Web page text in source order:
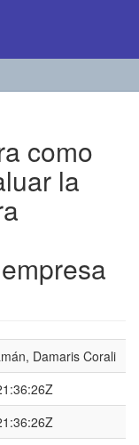
como
la
Damaris Corali